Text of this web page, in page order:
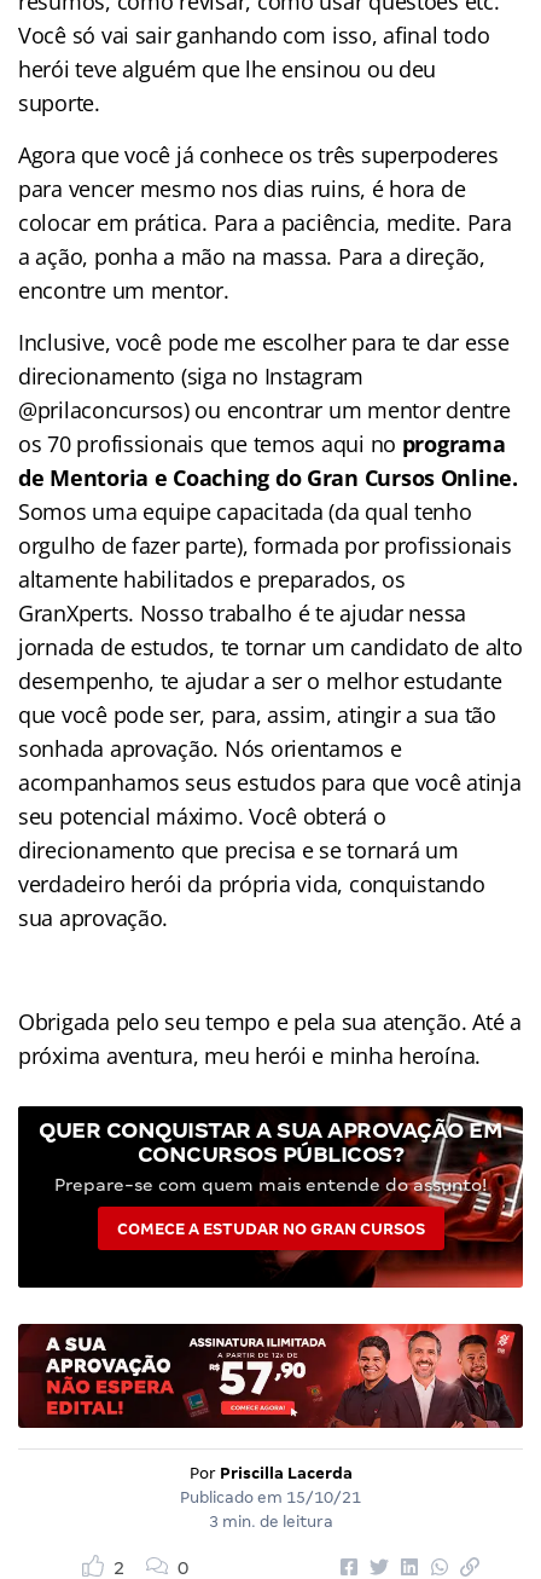
Você só vai sair ganhando com isso, afinal todo
herói teve alguém que lhe ensinou ou deu
suporte.
Agora que você já conhece os três superpoderes
para vencer mesmo nos dias ruins, é hora de
colocar em prática. Para a paciência, medite. Para
a ação, ponha a mão na massa. Para a direção,
encontre um mentor.
Inclusive, você pode me escolher para te dar esse
direcionamento (siga no Instagram
@prilaconcursos) ou encontrar um mentor dentre
os 70 profissionais que temos aqui no programa
de Mentoria e Coaching do Gran Cursos Online.
Somos uma equipe capacitada (da qual tenho
orgulho de fazer parte), formada por profissionais
altamente habilitados e preparados, os
GranXperts. Nosso trabalho é te ajudar nessa
jornada de estudos, te tornar um candidato de alto
desempenho, te ajudar a ser o melhor estudante
que você pode ser, para, assim, atingir a sua tão
sonhada aprovação. Nós orientamos e
acompanhamos seus estudos para que você atinja
seu potencial máximo. Você obterá o
direcionamento que precisa e se tornará um
verdadeiro herói da própria vida, conquistando
sua aprovação.
Obrigada pelo seu tempo e pela sua atenção. Até a
próxima aventura, meu herói e minha heroína.
QUER CONQUISTAR A SUA APROVAÇÃO EM
CONCURSOS PÚBLICOS?
Prepare-se com quem mais entende do assunto!
COMECE A ESTUDAR NO GRAN CURSOS
Por Priscilla Lacerda
Publicado em 15/10/21
3 min. de leitura
2 0